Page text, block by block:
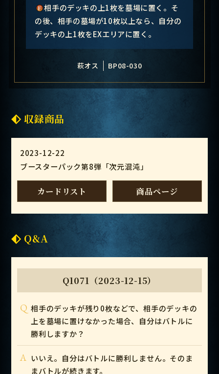
相手のデッキの上1枚を墓場に置く。そ
の後、相手の墓場が10枚以上なら、自分の
デッキの上1枚をEXエリアに置く。
萩オス BP08-030
収録商品
2023-12-22
ブースターパック第8弾「次元混沌」
カードリスト 商品ページ
Q&A
Q1071（2023-12-15）
Q 相手のデッキが残り0枚などで、相手のデッキの
上を墓場に置けなかった場合、自分はバトルに
勝利しますか？
A いいえ。自分はバトルに勝利しません。そのま
まバトルが続きます。